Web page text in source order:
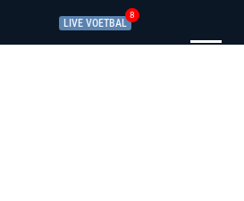
LIVE VOETBAL
8